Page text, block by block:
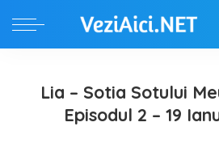
Lia – Sotia Sotului
Episodul 2 – 19